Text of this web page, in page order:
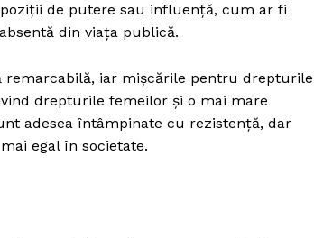
de putere sau influență, cum ar fi
din viața publică.
remarcabilă, iar mișcările pentru drepturile
drepturile femeilor și o mai mare
adesea întâmpinate cu rezistență, dar
egal în societate.